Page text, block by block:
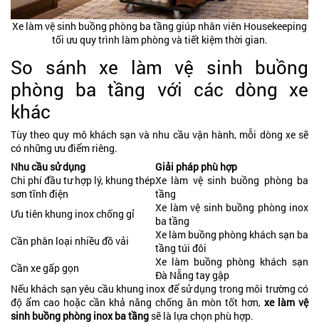
Xe làm vệ sinh buồng phòng ba tầng giúp nhân viên Housekeeping
tối ưu quy trình làm phòng và tiết kiệm thời gian.
So sánh xe làm vệ sinh buồng
phòng ba tầng với các dòng xe
khác
Tùy theo quy mô khách sạn và nhu cầu vận hành, mỗi dòng xe sẽ
có những ưu điểm riêng.
Nhu cầu sử dụng
Giải pháp phù hợp
Chi phí đầu tư hợp lý, khung thép
sơn tĩnh điện
Xe làm vệ sinh buồng phòng ba
tầng
Ưu tiên khung inox chống gỉ
Xe làm vệ sinh buồng phòng inox
ba tầng
Cần phân loại nhiều đồ vải
Xe làm buồng phòng khách sạn ba
tầng túi đôi
Cần xe gấp gọn
Xe làm buồng phòng khách sạn
Đà Nẵng tay gập
Nếu khách sạn yêu cầu khung inox để sử dụng trong môi trường có
độ ẩm cao hoặc cần khả năng chống ăn mòn tốt hơn, xe làm vệ
sinh buồng phòng inox ba tầngsẽ là lựa chọn phù hợp.